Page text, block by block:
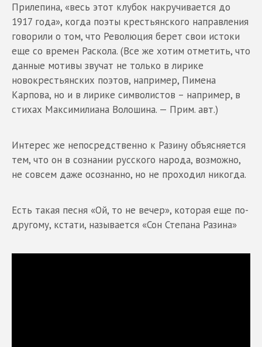
Прилепина, «весь этот клубок накручивается до
1917 года», когда поэты крестьянского направления
говорили о том, что Революция берет свои истоки
еще со времен Раскола. (Все же хотим отметить, что
данные мотивы звучат не только в лирике
новокрестьянских поэтов, например, Пимена
Карпова, но и в лирике символистов – например, в
стихах Максимилиана Волошина. — Прим. авт.)
Интерес же непосредственно к Разину объясняется
тем, что он в сознании русского народа, возможно,
не совсем даже осознанно, но не проходил никогда.
Есть такая песня «Ой, то не вечер», которая еще по-
другому, кстати, называется «Сон Степана Разина»